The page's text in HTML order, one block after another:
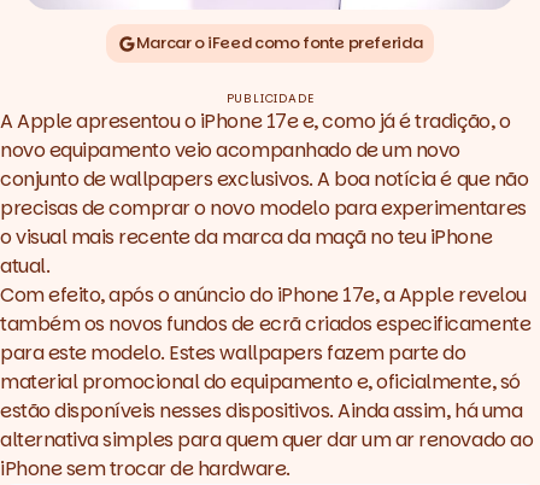
Marcar o iFeed como fonte preferida
PUBLICIDADE
A Apple apresentou oiPhone 17ee, como já é tradição, o
novo equipamento veio acompanhado de um novo
conjunto dewallpapersexclusivos. A boa notícia é que não
precisas de comprar o novo modelo para experimentares
o visual mais recente da marca da maçã no teu iPhone
atual.
Com efeito, após o anúncio do iPhone 17e, a Apple revelou
também os novos fundos de ecrã criados especificamente
para este modelo. Esteswallpapersfazem parte do
material promocional do equipamento e, oficialmente, só
estão disponíveis nesses dispositivos. Ainda assim, há uma
alternativa simples para quem quer dar um ar renovado ao
iPhone sem trocar dehardware.